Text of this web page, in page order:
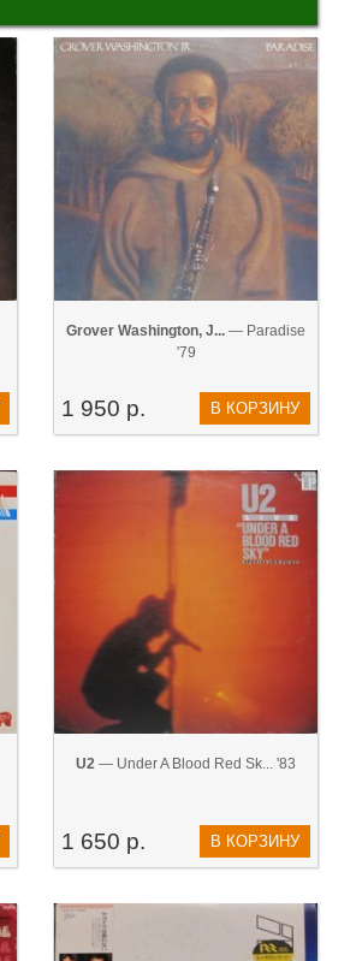
Grover Washington, J... — Paradise
'79
1 950 р. В КОРЗИНУ
U2 — Under A Blood Red Sk... '83
1 650 р. В КОРЗИНУ